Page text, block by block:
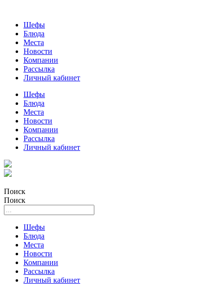
Шефы
Блюда
Места
Новости
Компании
Рассылка
Личный кабинет
Шефы
Блюда
Места
Новости
Компании
Рассылка
Личный кабинет
Поиск
Поиск
Шефы
Блюда
Места
Новости
Компании
Рассылка
Личный кабинет